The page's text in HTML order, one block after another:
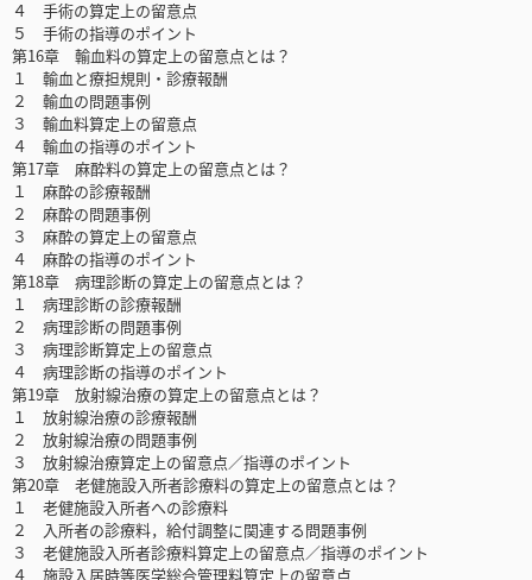
４ 手術の算定上の留意点
５ 手術の指導のポイント
第16章 輸血料の算定上の留意点とは？
１ 輸血と療担規則・診療報酬
２ 輸血の問題事例
３ 輸血料算定上の留意点
４ 輸血の指導のポイント
第17章 麻酔料の算定上の留意点とは？
１ 麻酔の診療報酬
２ 麻酔の問題事例
３ 麻酔の算定上の留意点
４ 麻酔の指導のポイント
第18章 病理診断の算定上の留意点とは？
１ 病理診断の診療報酬
２ 病理診断の問題事例
３ 病理診断算定上の留意点
４ 病理診断の指導のポイント
第19章 放射線治療の算定上の留意点とは？
１ 放射線治療の診療報酬
２ 放射線治療の問題事例
３ 放射線治療算定上の留意点／指導のポイント
第20章 老健施設入所者診療料の算定上の留意点とは？
１ 老健施設入所者への診療料
２ 入所者の診療料，給付調整に関連する問題事例
３ 老健施設入所者診療料算定上の留意点／指導のポイント
４ 施設入居時等医学総合管理料算定上の留意点